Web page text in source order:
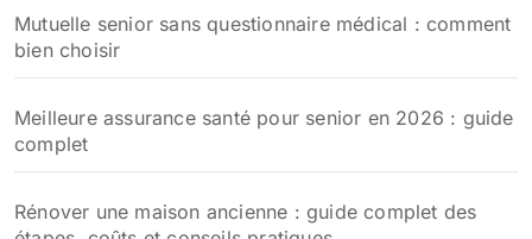
Mutuelle senior sans questionnaire médical : comment
bien choisir
Meilleure assurance santé pour senior en 2026 : guide
complet
Rénover une maison ancienne : guide complet des